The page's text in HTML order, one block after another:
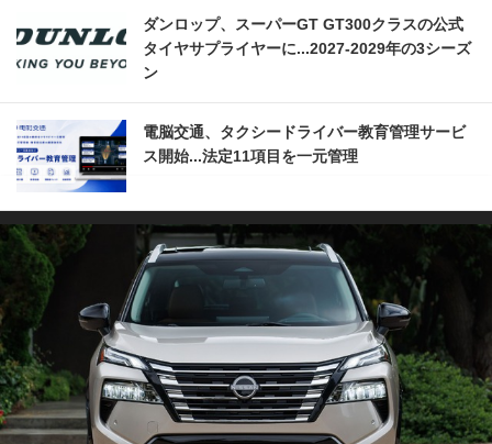
ダンロップ、スーパーGT GT300クラスの公式
タイヤサプライヤーに...2027‐2029年の3シーズ
ン
電脳交通、タクシードライバー教育管理サービ
ス開始...法定11項目を一元管理